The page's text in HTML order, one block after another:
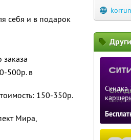
себя и в подарок
500р. в
150-350р.
Мира,
Скидка